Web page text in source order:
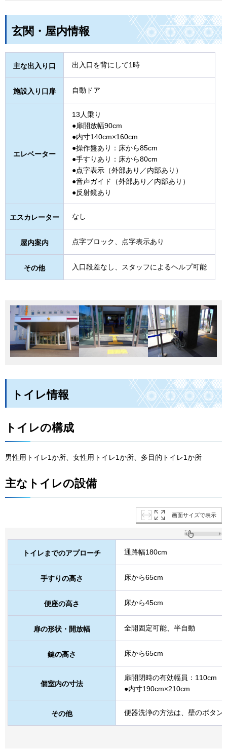
玄関・屋内情報
主な出入り口 出入口を背にして1時
施設入り口扉 自動ドア
エレベーター
13人乗り
●扉開放幅90cm
●内寸140cm×160cm
●操作盤あり：床から85cm
●手すりあり：床から80cm
●点字表示（外部あり／内部あり）
●音声ガイド（外部あり／内部あり）
●反射鏡あり
エスカレーター なし
屋内案内 点字ブロック、点字表示あり
その他 入口段差なし、スタッフによるヘルプ可能
トイレ情報
トイレの構成
男性用トイレ1か所、女性用トイレ1か所、多目的トイレ1か所
主なトイレの設備
画面サイズで表示
トイレまでのアプローチ 通路幅180cm
手すりの高さ 床から65cm
便座の高さ 床から45cm
扉の形状・開放幅 全開固定可能、半自動
鍵の高さ 床から65cm
個室内の寸法
扉開閉時の有効幅員：110cm
●内寸190cm×210cm
その他 便器洗浄の方法は、壁のボタン